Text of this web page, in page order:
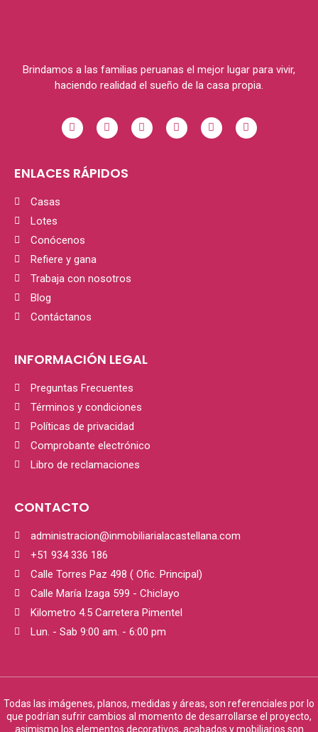
Brindamos a las familias peruanas el mejor lugar para vivir,
haciendo realidad el sueño de la casa propia.
ENLACES RÁPIDOS
Casas
Lotes
Conócenos
Refiere y gana
Trabaja con nosotros
Blog
Contáctanos
INFORMACIÓN LEGAL
Preguntas Frecuentes
Términos y condiciones
Políticas de privacidad
Comprobante electrónico
Libro de reclamaciones
CONTACTO
administracion@inmobiliarialacastellana.com
+51 934 336 186
Calle Torres Paz 498 ( Ofic. Principal)
Calle María Izaga 599 - Chiclayo
Kilometro 4.5 Carretera Pimentel
Lun. - Sab 9:00 am. - 6:00 pm
Todas las imágenes, planos, medidas y áreas, son referenciales por lo
que podrían sufrir cambios al momento de desarrollarse el proyecto,
asimismo los elementos decorativos, acabados y mobiliarios son